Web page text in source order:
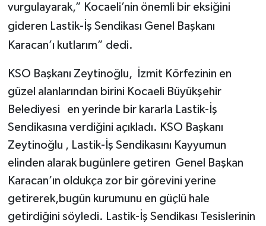
vurgulayarak,” Kocaeli’nin önemli bir eksiğini
gideren Lastik-İş Sendikası Genel Başkanı
Karacan’ı kutlarım” dedi.
KSO Başkanı Zeytinoğlu, İzmit Körfezinin en
güzel alanlarından birini Kocaeli Büyükşehir
Belediyesi en yerinde bir kararla Lastik-İş
Sendikasına verdiğini açıkladı. KSO Başkanı
Zeytinoğlu , Lastik-İş Sendikasını Kayyumun
elinden alarak bugünlere getiren Genel Başkan
Karacan’ın oldukça zor bir görevini yerine
getirerek,bugün kurumunu en güçlü hale
getirdiğini söyledi. Lastik-İş Sendikası Tesislerinin